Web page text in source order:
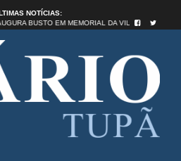
NOTÍCIAS:
E INAUGURA BUSTO EM MEMORIAL DA VILA